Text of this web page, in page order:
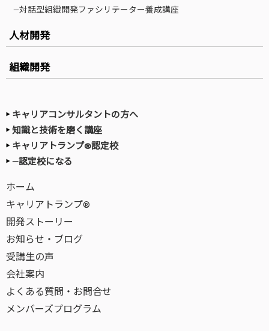
—対話型組織開発ファシリテーター養成講座
人材開発
組織開発
キャリアコンサルタントの方へ
知識と技術を磨く講座
キャリアトランプ®認定校
—認定校になる
ホーム
キャリアトランプ®
開発ストーリー
お知らせ・ブログ
受講生の声
会社案内
よくある質問・お問合せ
メンバーズプログラム